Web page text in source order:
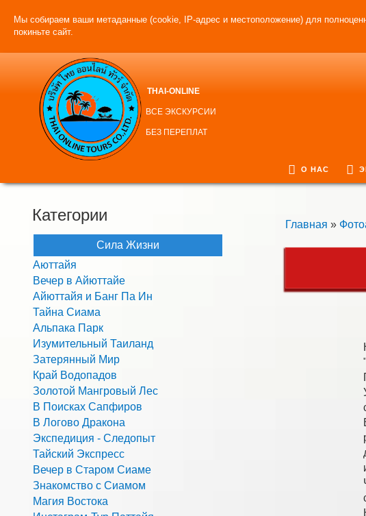
Мы собираем ваши метаданные (cookie, IP-адрес и местоположение) для
покиньте сайт.
THAI-ONLINE
ВСЕ ЭКСКУРСИИ
БЕЗ ПЕРЕПЛАТ
О НАС
Главная »
Категории
Сила Жизни
Аюттайя
Вечер в Айюттайе
Айюттайя и Банг Па Ин
Тайна Сиама
Альпака Парк
Изумительный Таиланд
Затерянный Мир
Край Водопадов
Золотой Мангровый Лес
В Поисках Сапфиров
В Логово Дракона
Экспедиция - Следопыт
Тайский Экспресс
Вечер в Старом Сиаме
Знакомство с Сиамом
Магия Востока